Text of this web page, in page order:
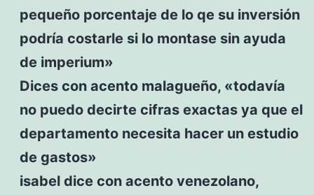
pequeño porcentaje de lo qe su inversión
podría costarle si lo montase sin ayuda
de imperium»
Dices con acento malagueño, «todavía
no puedo decirte cifras exactas ya que el
departamento necesita hacer un estudio
de gastos»
isabel dice con acento venezolano,